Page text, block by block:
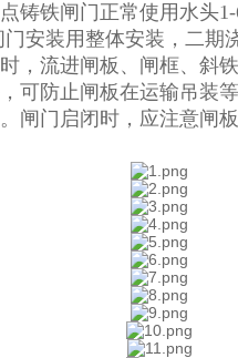
铸铁闸门正常使用水头
安装用整体安装，二期
，流进闸板、闸框、斜
可防止闸板在运输吊装
闸门启闭时，应注意闸